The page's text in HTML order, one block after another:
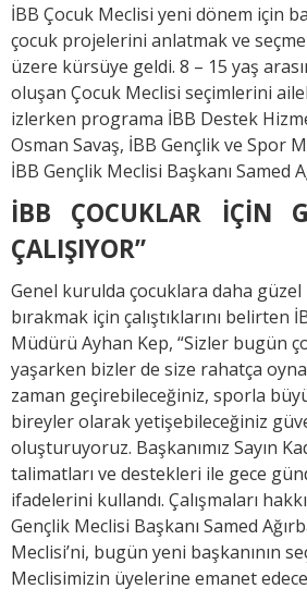
İBB Çocuk Meclisi yeni dönem için
çocuk projelerini anlatmak ve
üzere kürsüye geldi. 8 – 15 yaş
oluşan Çocuk Meclisi seçimlerini
izlerken programa İBB Destek
Osman Savaş, İBB Gençlik ve Spor
İBB Gençlik Meclisi Başkanı Samed
İBB ÇOCUKLAR İÇİN
ÇALIŞIYOR”
Genel kurulda çocuklara daha
bırakmak için çalıştıklarını belirten
Müdürü Ayhan Kep, “Sizler bugün
yaşarken bizler de size rahatça
zaman geçirebileceğiniz, sporla
bireyler olarak yetişebileceğiniz
oluşturuyoruz. Başkanımız Sayın
talimatları ve destekleri ile gece
ifadelerini kullandı. Çalışmaları
Gençlik Meclisi Başkanı Samed
Meclisi’ni, bugün yeni başkanının
Meclisimizin üyelerine emanet